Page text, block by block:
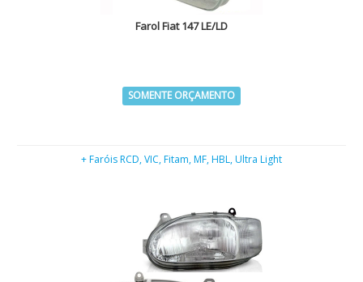
Farol Fiat 147 LE/LD
SOMENTE ORÇAMENTO
+ Faróis RCD, VIC, Fitam, MF, HBL, Ultra Light